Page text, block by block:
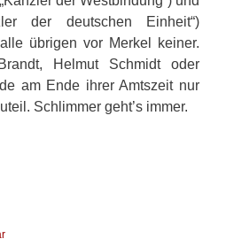
der deutschen Einheit“)
übrigen vor Merkel keiner.
Helmut Schmidt oder
am Ende ihrer Amtszeit nur
Schlimmer geht’s immer.